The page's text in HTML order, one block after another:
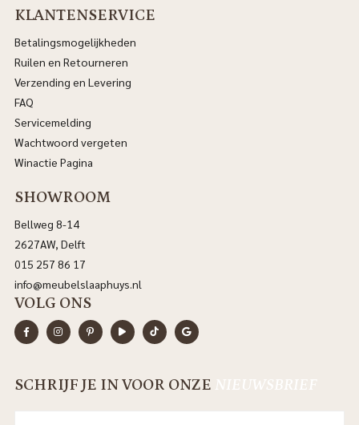
KLANTENSERVICE
Betalingsmogelijkheden
Ruilen en Retourneren
Verzending en Levering
FAQ
Servicemelding
Wachtwoord vergeten
Winactie Pagina
SHOWROOM
Bellweg 8-14
2627AW, Delft
015 257 86 17
info@meubelslaaphuys.nl
VOLG ONS
SCHRIJF JE IN VOOR ONZE NIEUWSBRIEF